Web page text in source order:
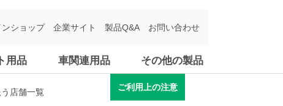
用品 車関連用品 その他の製品
ショップ 企業サイト 製品Q&A お問い合わせ
店舗一覧
ご利用上の注意